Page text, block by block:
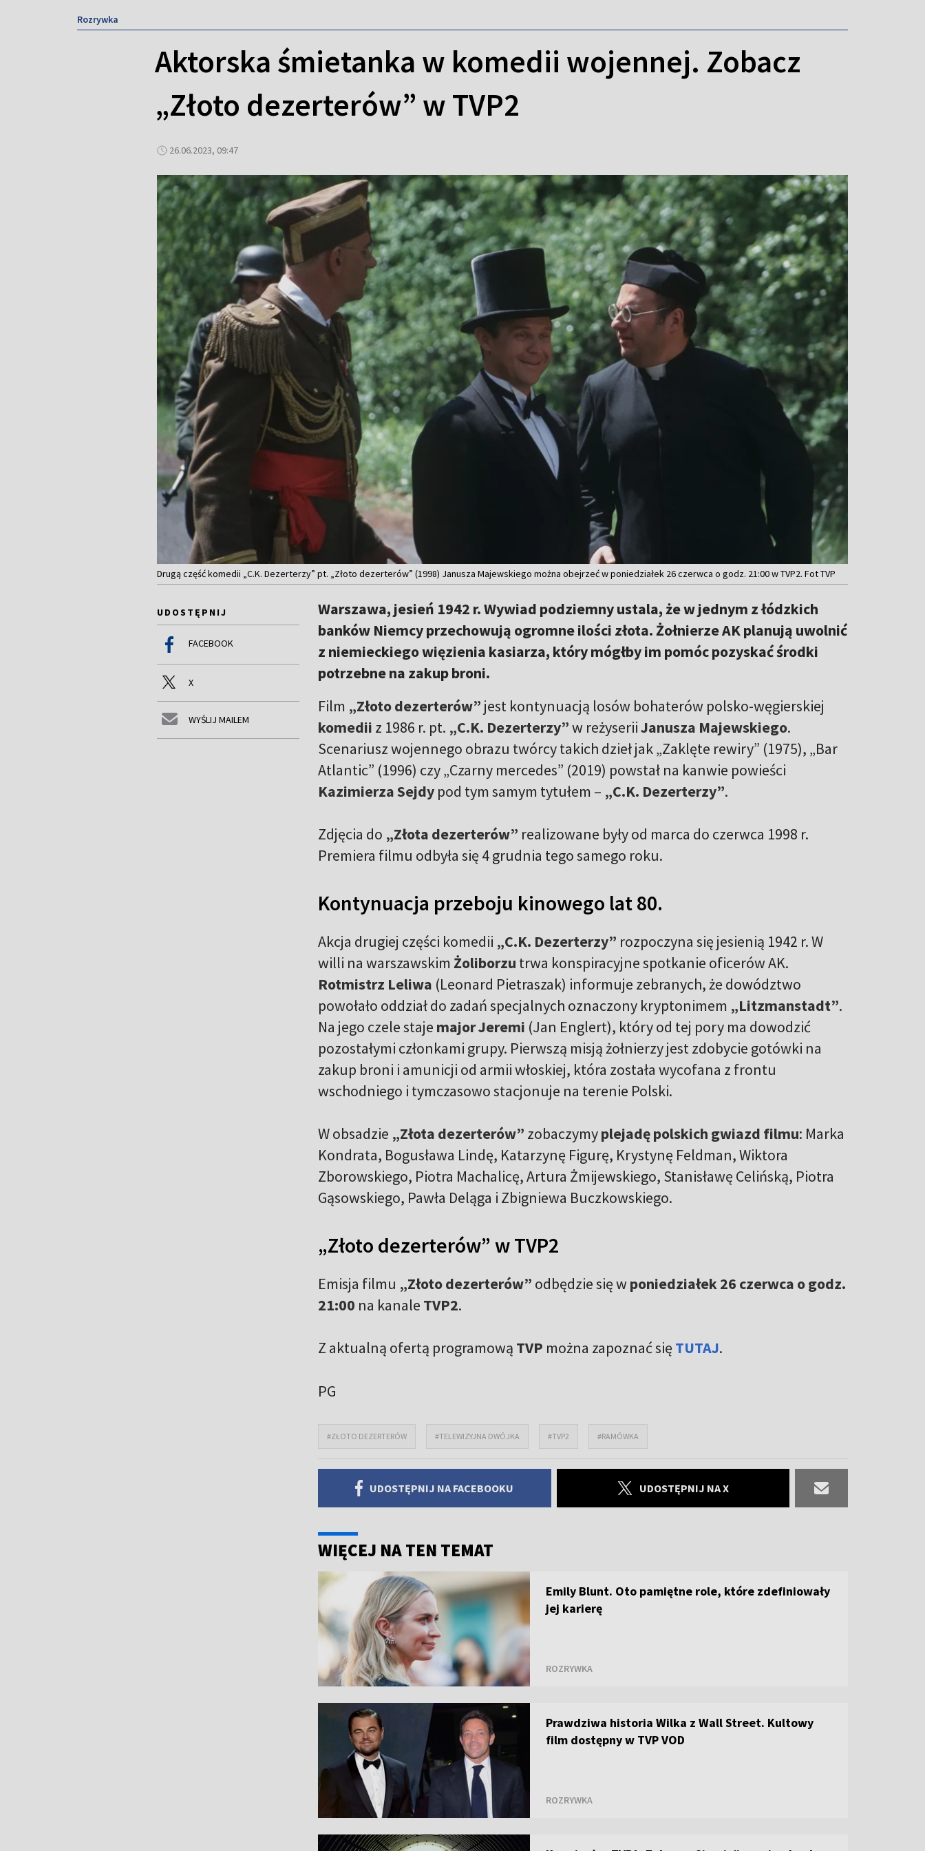
Rozrywka
Aktorska śmietanka w komedii wojennej. Zobacz
„Złoto dezerterów” w TVP2
26.06.2023, 09:47
Drugą część komedii „C.K. Dezerterzy” pt. „Złoto dezerterów” (1998) Janusza Majewskiego można obejrzeć w poniedziałek 26 czerwca o godz. 21:00 w TVP2. Fot TVP
UDOSTĘPNIJ
FACEBOOK
X
WYŚLIJ MAILEM
Warszawa, jesień 1942 r. Wywiad podziemny ustala, że w jednym z łódzkich
banków Niemcy przechowują ogromne ilości złota. Żołnierze AK planują uwolnić
z niemieckiego więzienia kasiarza, który mógłby im pomóc pozyskać środki
potrzebne na zakup broni.
Film „Złoto dezerterów” jest kontynuacją losów bohaterów polsko-węgierskiej
komedii z 1986 r. pt. „C.K. Dezerterzy”w reżyseriiJanusza Majewskiego.
Scenariusz wojennego obrazu twórcy takich dzieł jak „Zaklęte rewiry” (1975), „Bar
Atlantic” (1996) czy „Czarny mercedes” (2019) powstał na kanwie powieści
Kazimierza Sejdy pod tym samym tytułem – „C.K. Dezerterzy”.
Zdjęcia do „Złota dezerterów” realizowane były od marca do czerwca 1998 r.
Premiera filmu odbyła się 4 grudnia tego samego roku.
Kontynuacja przeboju kinowego lat 80.
Akcja drugiej części komedii „C.K. Dezerterzy” rozpoczyna się jesienią 1942 r. W
willi na warszawskim Żoliborzu trwa konspiracyjne spotkanie oficerów AK.
Rotmistrz Leliwa (Leonard Pietraszak) informuje zebranych, że dowództwo
powołało oddział do zadań specjalnych oznaczony kryptonimem „Litzmanstadt”.
Na jego czele staje major Jeremi (Jan Englert), który od tej pory ma dowodzić
pozostałymi członkami grupy. Pierwszą misją żołnierzy jest zdobycie gotówki na
zakup broni i amunicji od armii włoskiej, która została wycofana z frontu
wschodniego i tymczasowo stacjonuje na terenie Polski.
W obsadzie „Złota dezerterów” zobaczymyplejadę polskich gwiazd filmu: Marka
Kondrata, Bogusława Lindę, Katarzynę Figurę, Krystynę Feldman, Wiktora
Zborowskiego, Piotra Machalicę, Artura Żmijewskiego, Stanisławę Celińską, Piotra
Gąsowskiego, Pawła Deląga i Zbigniewa Buczkowskiego.
„Złoto dezerterów” w TVP2
Emisja filmu „Złoto dezerterów” odbędzie się wponiedziałek 26 czerwca o godz.
21:00 na kanale TVP2.
Z aktualną ofertą programową TVP można zapoznać się TUTAJ.
PG
#ZŁOTO DEZERTERÓW #TELEWIZYJNA DWÓJKA #TVP2 #RAMÓWKA
UDOSTĘPNIJ NA FACEBOOKU UDOSTĘPNIJ NA X
WIĘCEJ NA TEN TEMAT
Emily Blunt. Oto pamiętne role, które zdefiniowały
jej karierę
ROZRYWKA
Prawdziwa historia Wilka z Wall Street. Kultowy
film dostępny w TVP VOD
ROZRYWKA